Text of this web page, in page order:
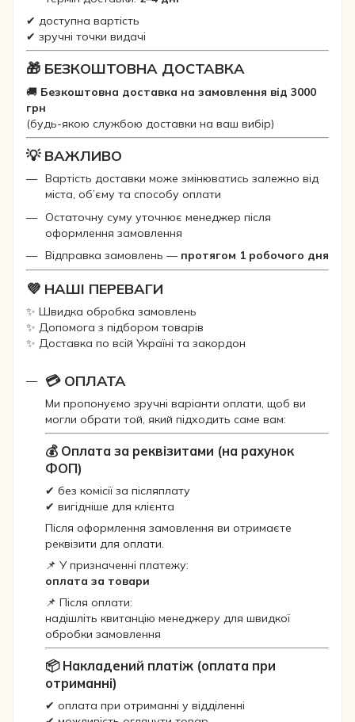
✔ доступна вартість
✔ зручні точки видачі
🎁 БЕЗКОШТОВНА ДОСТАВКА
🚚 Безкоштовна доставка на замовлення від 3000
грн
(будь-якою службою доставки на ваш вибір)
💡 ВАЖЛИВО
Вартість доставки може змінюватись залежно від
міста, об’єму та способу оплати
Остаточну суму уточнює менеджер після
оформлення замовлення
Відправка замовлень — протягом 1 робочого дня
💜 НАШІ ПЕРЕВАГИ
✨ Швидка обробка замовлень
✨ Допомога з підбором товарів
✨ Доставка по всій Україні та закордон
💳 ОПЛАТА
Ми пропонуємо зручні варіанти оплати, щоб ви
могли обрати той, який підходить саме вам:
💰 Оплата за реквізитами (на рахунок
ФОП)
✔ без комісії за післяплату
✔ вигідніше для клієнта
Після оформлення замовлення ви отримаєте
реквізити для оплати.
📌 У призначенні платежу:
оплата за товари
📌 Після оплати:
надішліть квитанцію менеджеру для швидкої
обробки замовлення
📦 Накладений платіж (оплата при
отриманні)
✔ оплата при отриманні у відділенні